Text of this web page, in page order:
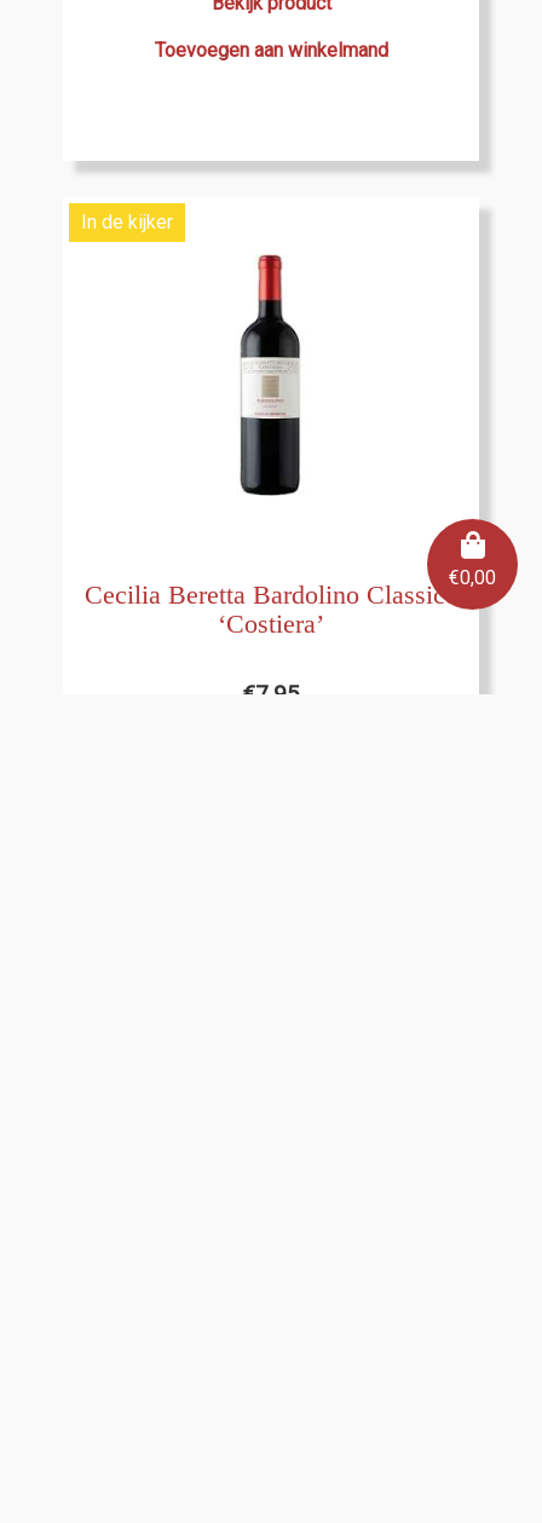
€0,00
Toevoegen aan winkelmand
In de kijker
Cecilia Beretta Bardolino Classico
‘Costiera’
€7,95